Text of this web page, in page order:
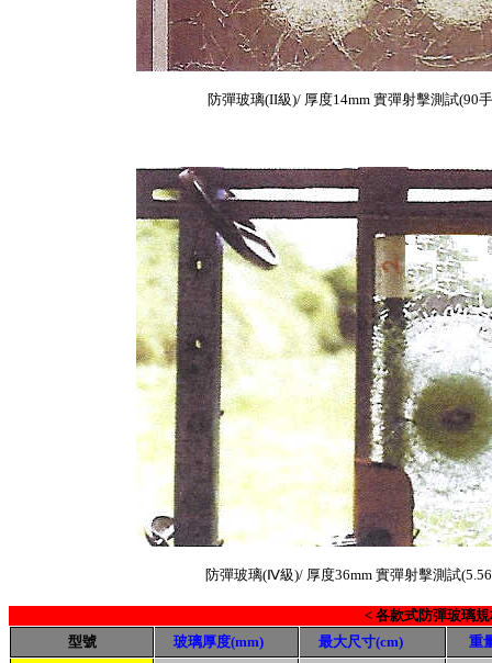
防彈玻璃(II級)/ 厚度14mm 實彈射擊測試(90
防彈玻璃(Ⅳ級)/ 厚度36mm 實彈射擊測試
< 各款式防彈玻璃
型號
玻璃厚度(mm) 最大尺寸(cm)
重